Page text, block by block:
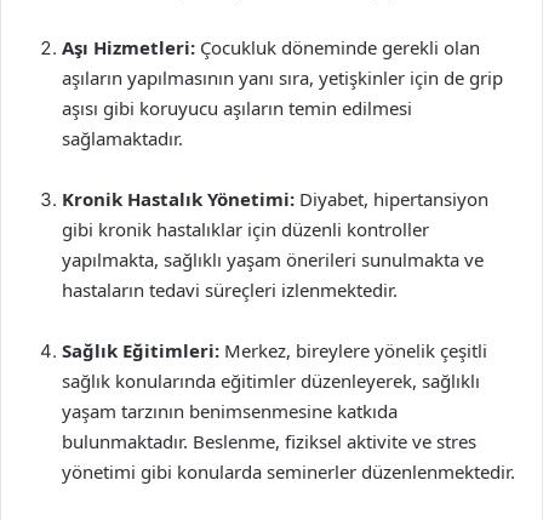
Aşı Hizmetleri: Çocukluk döneminde gerekli olan
aşıların yapılmasının yanı sıra, yetişkinler için de grip
aşısı gibi koruyucu aşıların temin edilmesi
sağlamaktadır.
Kronik Hastalık Yönetimi: Diyabet, hipertansiyon
gibi kronik hastalıklar için düzenli kontroller
yapılmakta, sağlıklı yaşam önerileri sunulmakta ve
hastaların tedavi süreçleri izlenmektedir.
Sağlık Eğitimleri: Merkez, bireylere yönelik çeşitli
sağlık konularında eğitimler düzenleyerek, sağlıklı
yaşam tarzının benimsenmesine katkıda
bulunmaktadır. Beslenme, fiziksel aktivite ve stres
yönetimi gibi konularda seminerler düzenlenmektedir.